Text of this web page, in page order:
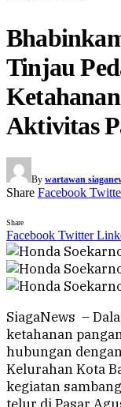
Tinjau
Aktivitas
By wartawan
Share Facebook
Share
Facebook Twitter
SiagaNews –
ketahanan
hubungan
Kelurahan Kota
kegiatan